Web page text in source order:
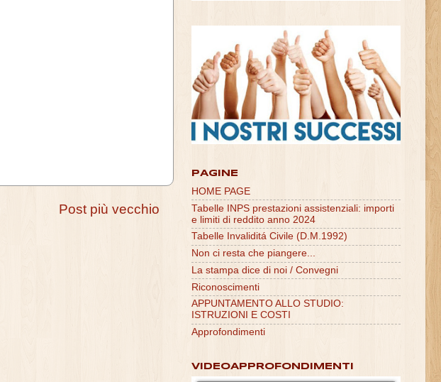
Post più vecchio
PAGINE
HOME PAGE
Tabelle INPS prestazioni assistenziali: importi
e limiti di reddito anno 2024
Tabelle Invaliditá Civile (D.M.1992)
Non ci resta che piangere...
La stampa dice di noi / Convegni
Riconoscimenti
APPUNTAMENTO ALLO STUDIO:
ISTRUZIONI E COSTI
Approfondimenti
VIDEOAPPROFONDIMENTI